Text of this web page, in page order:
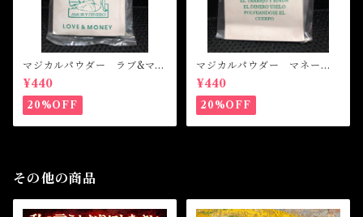
マジカルパウダー ラブ&マネ
ー Magical Powder LOVE
&MONEY
¥440
20%OFF
マジカルパウダー マネード
ローイング Magical Powde
r MONEY DRAWING
¥440
20%OFF
その他の商品